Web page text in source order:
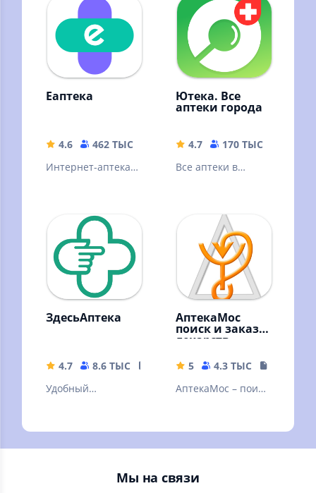
любой аптеке сети
Столички!
Еаптека
4.6 462 ТЫС
69.64 MB
Интернет-аптека с
витаминов на дом.
Скидка на первый
заказ.
Ютека. Все
аптеки города
4.7 170 ТЫС
Все аптеки в
Сравнивайте цены
и заказывайте
лекарства дешево
ЗдесьАптека
4.7 8.6 ТЫС
28.14 MB
Удобный
медицинских
приборов, товаров
АптекаМос
поиск и заказ
лекарств
5 4.3 ТЫС
АптекаМос – поиск
Подмосковья и
регионов.
Мы на связи